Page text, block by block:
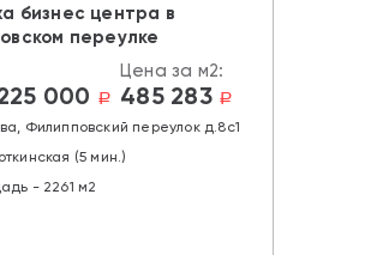
бизнес центра в
переулке
000 a
Цена за м2:
485 283 a
Филипповский переулок д.8с1
(5 мин.)
- 2261 м2